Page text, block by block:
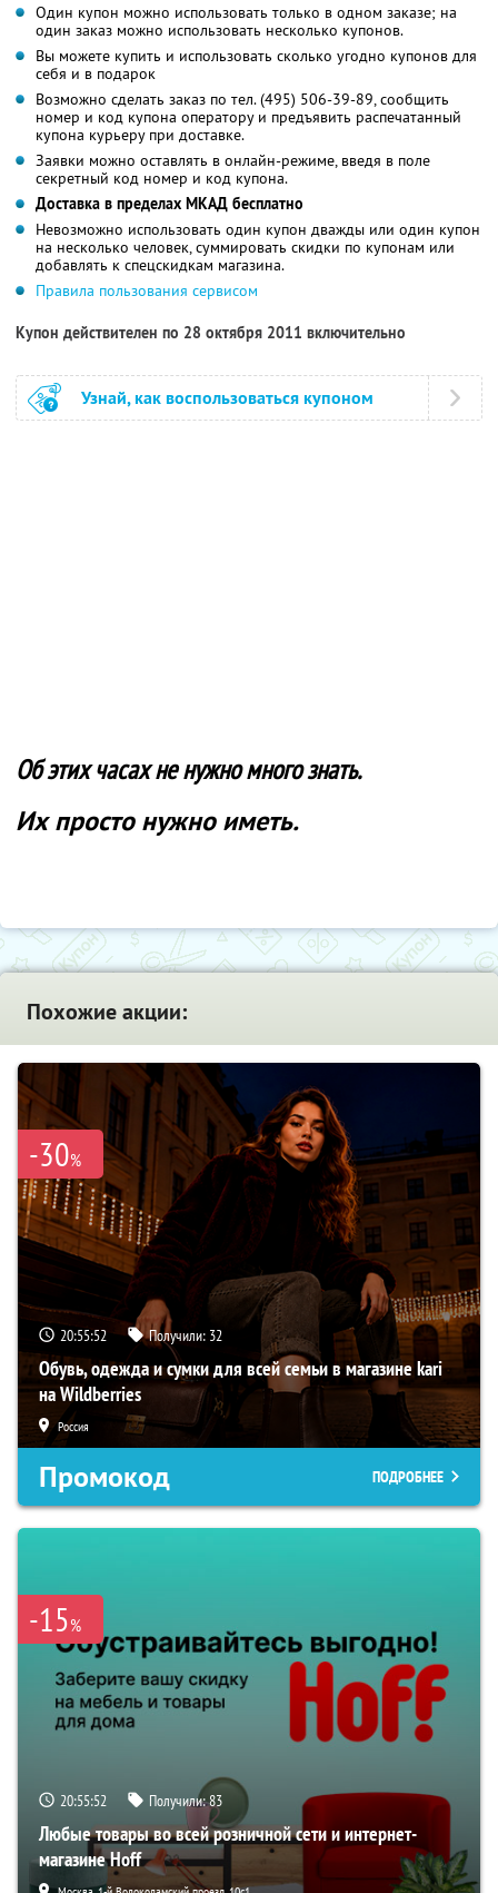
Один купон можно использовать только в одном заказе; на
один заказ можно использовать несколько купонов.
Вы можете купить и использовать сколько угодно купонов для
себя и в подарок
Возможно сделать заказ по тел. (495) 506-39-89, сообщить
номер и код купона оператору и предъявить распечатанный
купона курьеру при доставке.
Заявки можно оставлять в онлайн-режиме, введя в поле
секретный код номер и код купона.
Доставка в пределах МКАД бесплатно
Невозможно использовать один купон дважды или один купон
на несколько человек, суммировать скидки по купонам или
добавлять к спецскидкам магазина.
Правила пользования сервисом
Купон действителен по 28 октября 2011 включительно
Узнай, как воспользоваться купоном
Об этих часах не нужно много знать.
Их просто нужно иметь.
Похожие акции:
-30%
20:55:51 Получили: 32
Обувь, одежда и сумки для всей семьи в магазине kari
на Wildberries
Россия
Промокод ПОДРОБНЕЕ
-15%
20:55:51 Получили:83
Любые товары во всей розничной сети и интернет-
магазине Hoff